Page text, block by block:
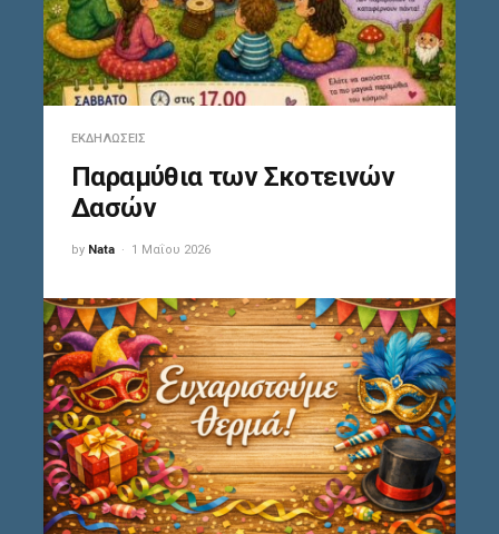
ΕΚΔΗΛΏΣΕΙΣ
Παραμύθια των Σκοτεινών
Δασών
by Nata 1 Μαΐου 2026